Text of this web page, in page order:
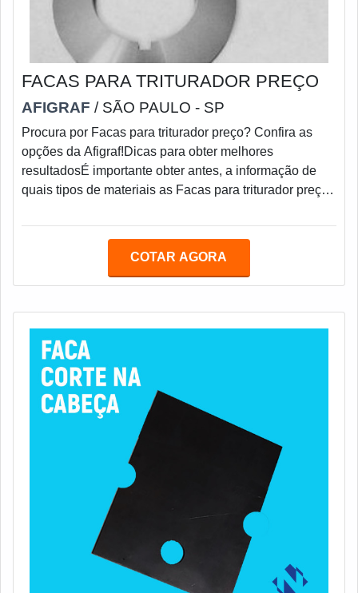
FACAS PARA TRITURADOR PREÇO
AFIGRAF / SÃO PAULO - SP
Procura por Facas para triturador preço? Confira as
opções da Afigraf!Dicas para obter melhores
resultadosÉ importante obter antes, a informação de
quais tipos de materiais as Facas para triturador preço
do material e sua resistência, é utilizado aços
equipamento do cliente, para que da mesma maneira
COTAR AGORA